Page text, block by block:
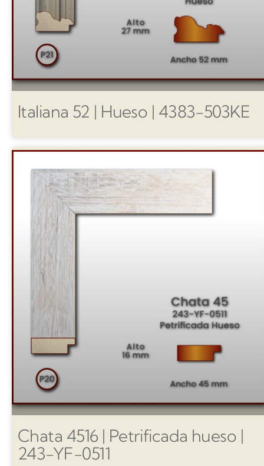
Italiana 52 | Hueso | 4383-503KE
Chata 4516 | Petrificada hueso |
243-YF-0511